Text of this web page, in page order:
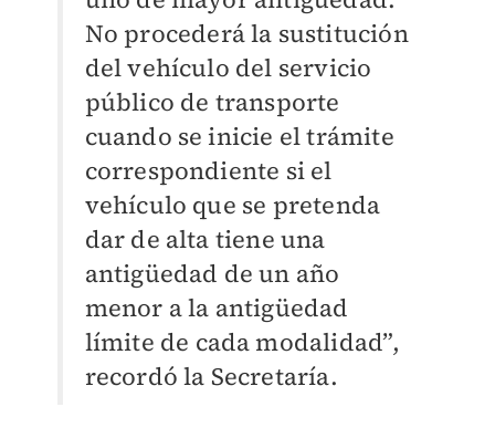
No procederá la sustitución
del vehículo del servicio
público de transporte
cuando se inicie el trámite
correspondiente si el
vehículo que se pretenda
dar de alta tiene una
antigüedad de un año
menor a la antigüedad
límite de cada modalidad”,
recordó la Secretaría.